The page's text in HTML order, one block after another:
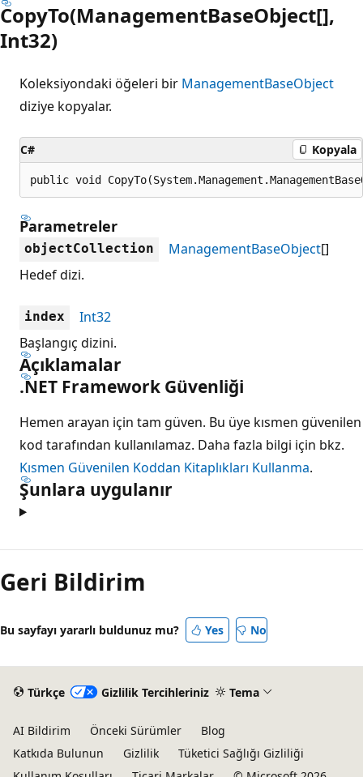
CopyTo(ManagementBaseObject[],
Int32)
Koleksiyondaki öğeleri bir ManagementBaseObject
diziye kopyalar.
C# Kopyala
public void
Parametreler
objectCollection ManagementBaseObject[]
Hedef dizi.
index
Int32
Başlangıç dizini.
Açıklamalar
.NET Framework Güvenliği
Hemen arayan için tam güven. Bu üye kısmen güvenilen
kod tarafından kullanılamaz. Daha fazla bilgi için bkz.
Kısmen Güvenilen Koddan Kitaplıkları Kullanma.
Şunlara uygulanır
Okuma
modu
devre
Geri Bildirim
Bu sayfayı yararlı buldunuz mu? Yes No
Türkçe Gizlilik Tercihleriniz Tema
AI Bildirim Önceki Sürümler
Blog
Katkıda Bulunun
Gizlilik
Tüketici Sağlığı Gizliliği